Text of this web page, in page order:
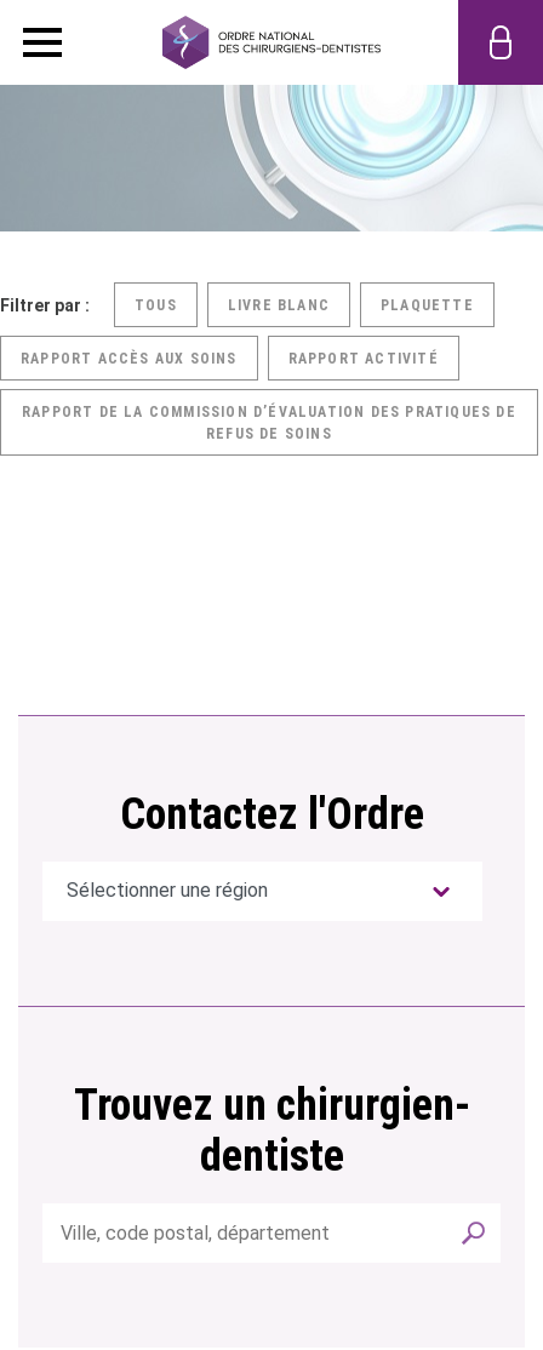
Filtrer par : TOUS LIVRE BLANC PLAQUETTE
RAPPORT ACCÈS AUX SOINS RAPPORT ACTIVITÉ
RAPPORT DE LA COMMISSION D’ÉVALUATION DES PRATIQUES DE
REFUS DE SOINS
Contactez l'Ordre
Trouvez un chirurgien-
dentiste